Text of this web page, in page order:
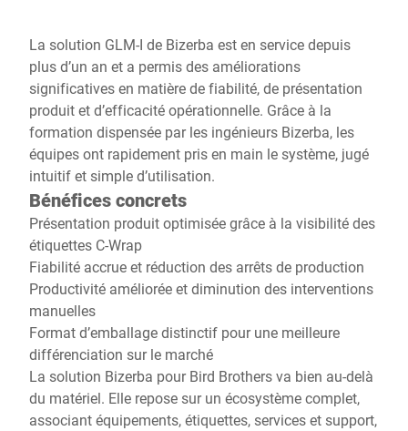
La solution GLM-I de Bizerba est en service depuis
plus d’un an et a permis des améliorations
significatives en matière de fiabilité, de présentation
produit et d’efficacité opérationnelle. Grâce à la
formation dispensée par les ingénieurs Bizerba, les
équipes ont rapidement pris en main le système, jugé
intuitif et simple d’utilisation.
Bénéfices concrets
Présentation produit optimisée grâce à la visibilité des
étiquettes C-Wrap
Fiabilité accrue et réduction des arrêts de production
Productivité améliorée et diminution des interventions
manuelles
Format d’emballage distinctif pour une meilleure
différenciation sur le marché
La solution Bizerba pour Bird Brothers va bien au-delà
du matériel. Elle repose sur un écosystème complet,
associant équipements, étiquettes, services et support,